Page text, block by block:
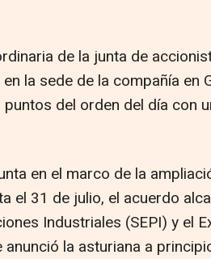
de la junta de
la sede de la compañía en
del orden del día con
en el marco de la
el 31 de julio, el acuerdo
Industriales (SEPI) y el
anunció la asturiana a